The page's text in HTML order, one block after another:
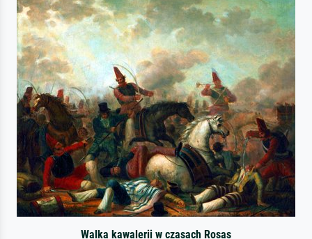
Walka kawalerii w czasach Rosas